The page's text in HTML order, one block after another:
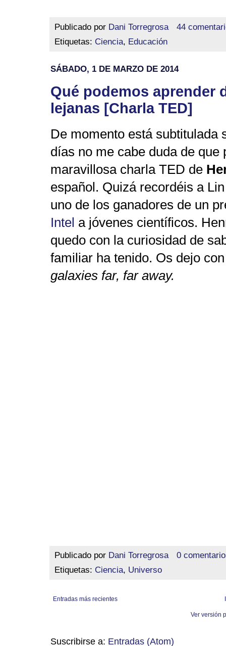
Publicado por Dani Torregrosa
44
Etiquetas: Ciencia, Educación
SÁBADO, 1 DE MARZO DE 2014
Qué podemos aprender
lejanas [Charla TED]
De momento está subtitulada
días no me cabe duda de que
maravillosa charla TED de
español. Quizá recordéis a
uno de los ganadores de un
Intel a jóvenes científicos.
quedo con la curiosidad de
familiar ha tenido. Os dejo
galaxies far, far away.
Publicado por Dani Torregrosa
0
Etiquetas: Ciencia, Universo
Entradas más recientes
Ver versión
Suscribirse a: Entradas (Atom)